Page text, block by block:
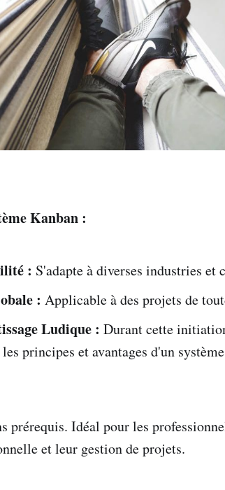
Kanban :
: S'adapte à diverses industries et
: Applicable à des projets de
Ludique : Durant cette
principes et avantages d'un
prérequis. Idéal pour les
et leur gestion de projets.